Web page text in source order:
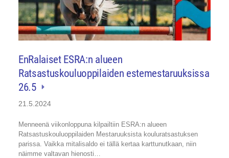
EnRalaiset ESRA:n alueen
Ratsastuskouluoppilaiden estemestaruuksissa
26.5
21.5.2024
Menneenä viikonloppuna kilpailtiin ESRA:n alueen
Ratsastuskouluoppilaiden Mestaruuksista kouluratsastuksen
parissa. Vaikka mitalisaldo ei tällä kertaa karttunutkaan, niin
näimme valtavan hienosti…